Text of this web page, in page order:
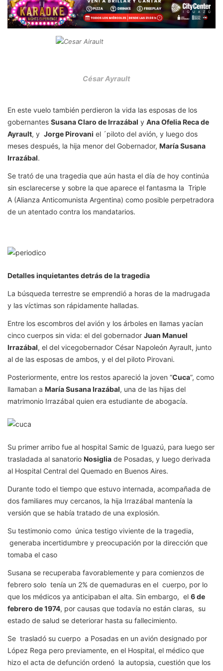
César Ayrault
En este vuelo también perdieron la vida las esposas de los
gobernantes Susana Claro de Irrazábal y Ana Ofelia Reca de
Ayrault, y Jorge Pirovani el ´piloto del avión, y luego dos
meses después, la hija menor del Gobernador, María Susana
Irrazábal.
Se trató de una tragedia que aún hasta el día de hoy continúa
sin esclarecerse y sobre la que aparece el fantasma la Triple
A (Alianza Anticomunista Argentina) como posible perpetradora
de un atentado contra los mandatarios.
Detalles inquietantes detrás de la tragedia
La búsqueda terrestre se emprendió a horas de la madrugada
y las víctimas son rápidamente halladas.
Entre los escombros del avión y los árboles en llamas yacían
cinco cuerpos sin vida: el del gobernador Juan Manuel
Irrazábal, el del vicegobernador César Napoleón Ayrault, junto
al de las esposas de ambos, y el del piloto Pirovani.
Posteriormente, entre los restos apareció la joven “Cuca”, como
llamaban a María Susana Irazábal, una de las hijas del
matrimonio Irrazábal quien era estudiante de abogacía.
Su primer arribo fue al hospital Samic de Iguazú, para luego ser
trasladada al sanatorio Nosiglia de Posadas, y luego derivada
al Hospital Central del Quemado en Buenos Aires.
Durante todo el tiempo que estuvo internada, acompañada de
dos familiares muy cercanos, la hija Irrazábal mantenía la
versión que se había tratado de una explosión.
Su testimonio como única testigo viviente de la tragedia,
generaba incertidumbre y preocupación por la dirección que
tomaba el caso
Susana se recuperaba favorablemente y para comienzos de
febrero solo tenía un 2% de quemaduras en el cuerpo, por lo
que los médicos ya anticipaban el alta. Sin embargo, el 6 de
febrero de 1974, por causas que todavía no están claras, su
estado de salud se deteriorar hasta su fallecimiento.
Se trasladó su cuerpo a Posadas en un avión designado por
López Rega pero previamente, en el Hospital, el médico que
hizo el acta de defunción ordenó la autopsia, cuestión que los